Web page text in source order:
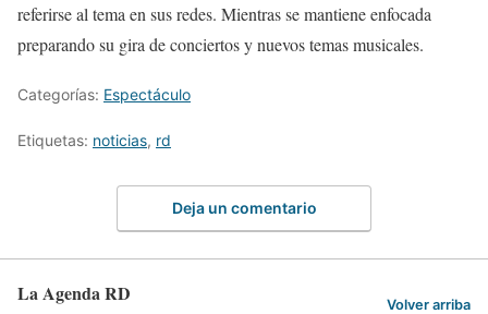
referirse al tema en sus redes. Mientras se mantiene enfocada
preparando su gira de conciertos y nuevos temas musicales.
Categorías: Espectáculo
Etiquetas: noticias, rd
Deja un comentario
La Agenda RD Volver arriba